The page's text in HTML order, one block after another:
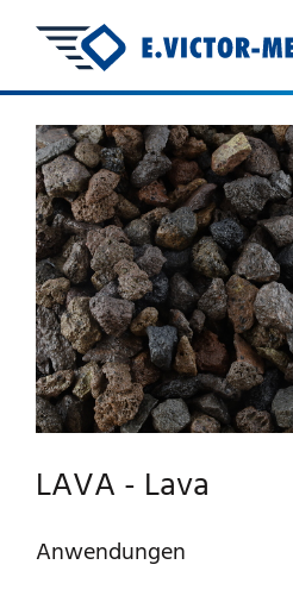
ZIERKIES & -
FR NL EN
LAVA - Lava
Anwendungen